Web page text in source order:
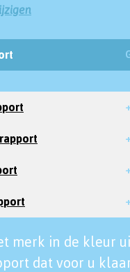
merk in de kleur
dat voor u